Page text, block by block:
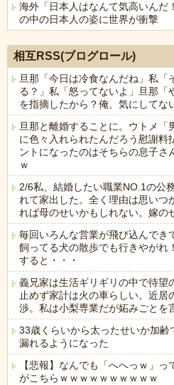
海外「日本人はなんて気高いんだ
の中の日本人の姿に世界が衝撃
相互RSS(ブログロール)
旦那「今日は冷食なんだね」私「
る？」私「怒ってないよ」旦那「
を指摘したから？俺、気にして
旦那と離婚することに。ウトメ「
に色々入れられたんだろう慰謝料
ントになったのはそちらの息子さ
ｗ
2/6私、結婚したい職業NO.1の公
れて家出した。全く理由は思いつ
れば母のせいかもしれない。嫁
毎回いろんな営業が飛び込んでき
飼ってる犬の散歩でも行きやが
すると・・・
義兄家は生活ギリギリの中で待望
止めず家計は火の車らしい。近居
渉。私は小梨専業だが妬みごとを
33歳くらいから太ったせいか加齢
漏れるようになった
【悲報】なんでも「へへっｗ」
がこちらｗｗｗｗｗｗｗｗｗｗ